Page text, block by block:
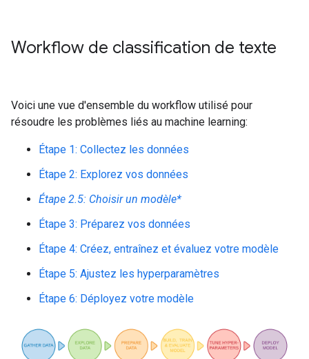
Workflow de classification de texte
Voici une vue d'ensemble du workflow utilisé pour
résoudre les problèmes liés au machine learning:
Étape 1: Collectez les données
Étape 2: Explorez vos données
Étape 2.5: Choisir un modèle*
Étape 3: Préparez vos données
Étape 4: Créez, entraînez et évaluez votre modèle
Étape 5: Ajustez les hyperparamètres
Étape 6: Déployez votre modèle